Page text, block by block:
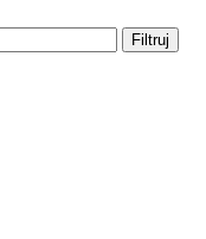
Filtruj